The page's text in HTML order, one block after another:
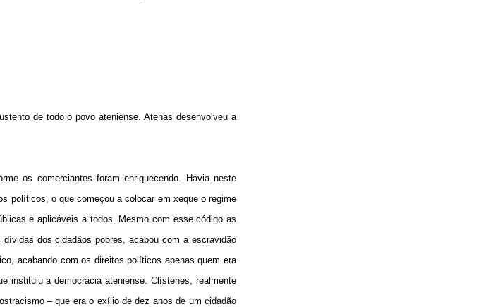
de todo o povo ateniense. Atenas desenvolveu a
os comerciantes foram enriquecendo. Havia neste
políticos, o que começou a colocar em xeque o regime
e aplicáveis a todos. Mesmo com esse código as
dos cidadãos pobres, acabou com a escravidão
acabando com os direitos políticos apenas quem era
instituiu a democracia ateniense. Clístenes, realmente
– que era o exílio de dez anos de um cidadão